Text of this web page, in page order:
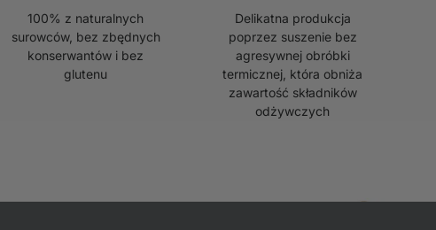
100% z naturalnych
surowców, bez zbędnych
konserwantów i bez
glutenu
Delikatna produkcja
poprzez suszenie bez
agresywnej obróbki
termicznej, która obniża
zawartość składników
odżywczych